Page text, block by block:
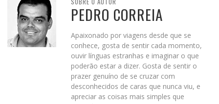
PEDRO CORREIA
Apaixonado por viagens desde que se
conhece, gosta de sentir cada momento,
ouvir línguas estranhas e imaginar o que
poderão estar a dizer. Gosta de sentir o
prazer genuíno de se cruzar com
desconhecidos de caras que nunca viu, e
apreciar as coisas mais simples que